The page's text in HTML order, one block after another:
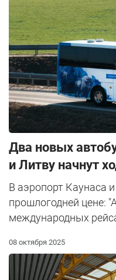
Два новых
и Литву начнут
В аэропорт Каунаса
прошлогодней цене:
международных
08 октября 2025